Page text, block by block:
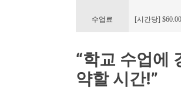
수업료 [시간당] $60.00
“학교 수업에
약할 시간!”